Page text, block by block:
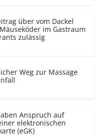
über vom Dackel
im Gastraum
zulässig
Weg zur Massage
Anspruch auf
elektronischen
(eGK)